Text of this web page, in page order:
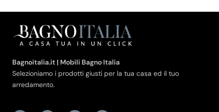
Bagnoitalia.it | Mobili Bagno Italia
Selezioniamo i prodotti giusti per la tua casa ed il tuo
arredamento.